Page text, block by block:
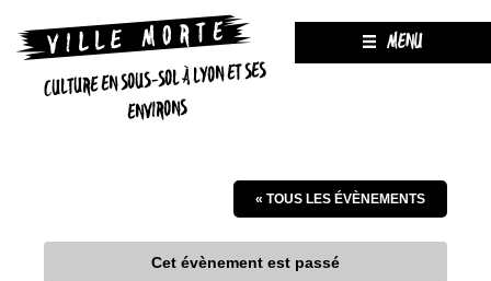
CULTURE EN SOUS-SOL À LYON ET SES
ENVIRONS
MENU
« TOUS LES ÉVÈNEMENTS
Cet évènement est passé